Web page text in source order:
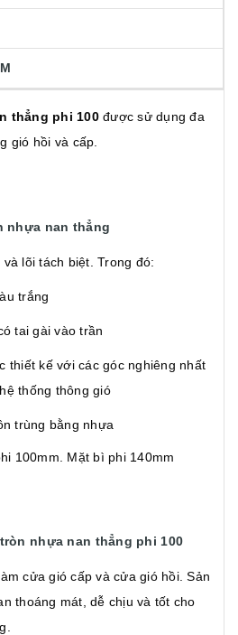
thẳng phi 100 được sử dụng đa
gió hồi và cấp.
nhựa nan thẳng
lõi tách biệt. Trong đó:
trắng
tai gài vào trần
thiết kế với các góc nghiêng nhất
thống thông gió
trùng bằng nhựa
100mm. Mặt bì phi 140mm
nhựa nan thẳng phi 100
cửa gió cấp và cửa gió hồi. Sản
thoáng mát, dễ chịu và tốt cho